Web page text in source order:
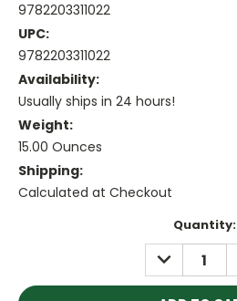
9782203311022
UPC:
9782203311022
Availability:
Usually ships in 24 hours!
Weight:
15.00 Ounces
Shipping:
Calculated at Checkout
Quantity:
DECREASE
QUANTITY: